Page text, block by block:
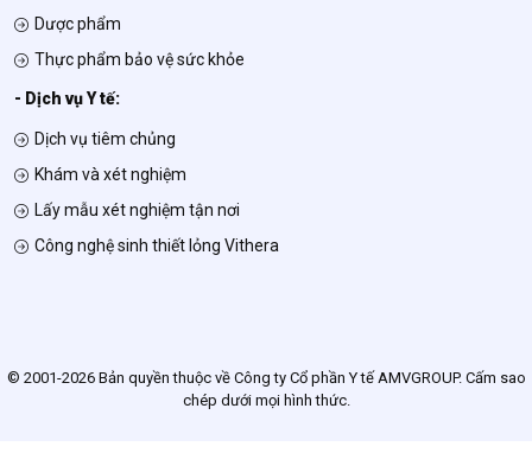
Dược phẩm
Thực phẩm bảo vệ sức khỏe
- Dịch vụ Y tế:
Dịch vụ tiêm chủng
Khám và xét nghiệm
Lấy mẫu xét nghiệm tận nơi
Công nghệ sinh thiết lỏng Vithera
© 2001-2026 Bản quyền thuộc về Công ty Cổ phần Y tế AMVGROUP. Cấm sao
chép dưới mọi hình thức.